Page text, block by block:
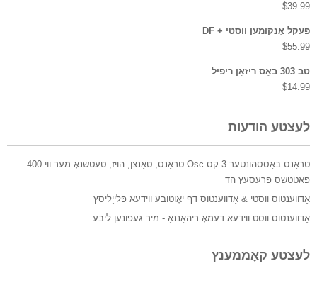
$39.99
פּעקל אָנקומען ווסטי + DF
$55.99
טב 303 באַס ריזאַן ריפיל
$14.99
לעצטע הודעות
טראַנס באַססהונטער 3 קס Osc טראַנס, טאַנצן, הויז, טעטשנאָ מער ווי 400
פּאַטטשס פּרעסעץ הד
אַדווענטוס ווסטי & אַדווענטוס דף יאָוטובע ווידעא פּלייַליסץ
אַדווענטוס ווסט ווידעא דעמאָ ריהאַננאַ - מיר געפונען ליבע
לעצטע קאָממענץ